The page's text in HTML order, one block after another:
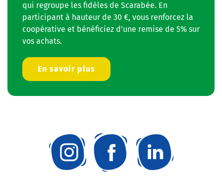
qui regroupe les fidèles de Scarabée. En
participant à hauteur de 30 €, vous renforcez la
coopérative et bénéficiez d’une remise de 5% sur
vos achats.
En savoir plus